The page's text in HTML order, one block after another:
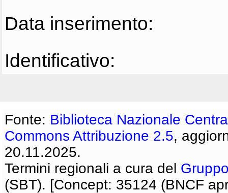
Data inserimento:
Identificativo:
Fonte: Biblioteca Nazionale
Commons Attribuzione 2.5,
20.11.2025.
Termini regionali a cura del
(SBT). [Concept: 35124 (BNCF